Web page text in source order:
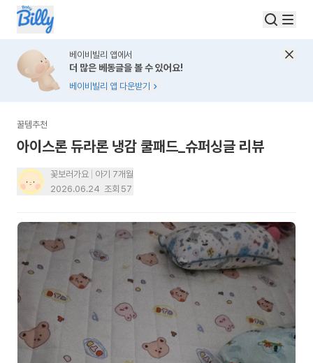
베이비빌리 앱에서
더 많은 베동글을 볼 수 있어요!
베이비빌리 앱 다운받기
꿀템추천
아이스론 듀라론 냉감 쿨패드_슈퍼싱글 리뷰
꽃보러가요
아기 7개월
2026.06.24 조회 57